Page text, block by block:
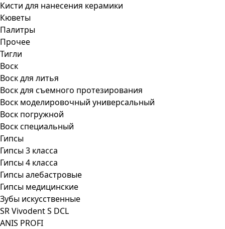
Кисти для нанесения керамики
Кюветы
Палитры
Прочее
Тигли
Воск
Воск для литья
Воск для съемного протезирования
Воск моделировочный универсальный
Воск погружной
Воск специальный
Гипсы
Гипсы 3 класса
Гипсы 4 класса
Гипсы алебастровые
Гипсы медицинские
Зубы искусственные
SR Vivodent S DCL
ANIS PROFI